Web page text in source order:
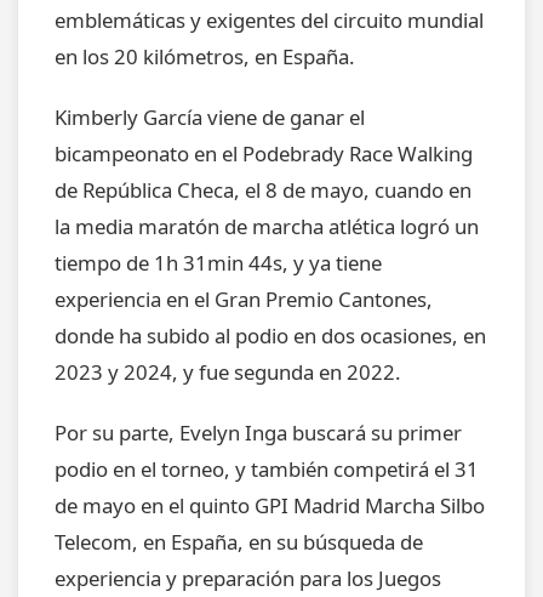
emblemáticas y exigentes del circuito mundial
en los 20 kilómetros, en España.
Kimberly García viene de ganar el
bicampeonato en el Podebrady Race Walking
de República Checa, el 8 de mayo, cuando en
la media maratón de marcha atlética logró un
tiempo de 1h 31min 44s, y ya tiene
experiencia en el Gran Premio Cantones,
donde ha subido al podio en dos ocasiones, en
2023 y 2024, y fue segunda en 2022.
Por su parte, Evelyn Inga buscará su primer
podio en el torneo, y también competirá el 31
de mayo en el quinto GPI Madrid Marcha Silbo
Telecom, en España, en su búsqueda de
experiencia y preparación para los Juegos